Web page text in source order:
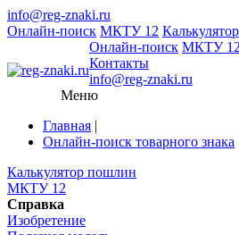
info@reg-znaki.ru
Онлайн-поиск МКТУ 12
Онлайн-поиск МКТУ 12
Контакты
info@reg-znaki.ru
Меню
Главная |
Онлайн-поиск товарного знака
Калькулятор пошлин
МКТУ 12
Справка
Изобретение